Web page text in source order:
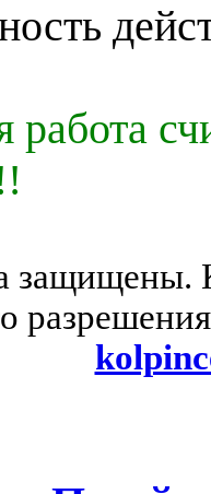
работа
защищены.